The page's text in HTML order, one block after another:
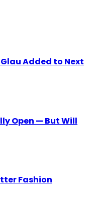
Added to Next
Open — But Will
Fashion